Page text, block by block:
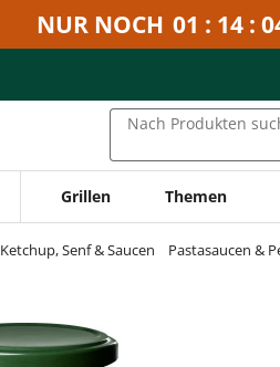
NUR NOCH 01 : 14 :
Nach Produkten
Grillen Themen
Ketchup, Senf & Saucen Pastasaucen &